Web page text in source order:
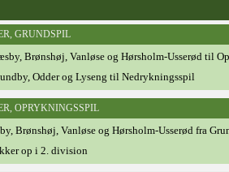
GRUNDSPIL
Brønshøj, Vanløse og Hørsholm-Usserød til
Odder og Lyseng til Nedrykningsspil
OPRYKNINGSSPIL
Brønshøj, Vanløse og Hørsholm-Usserød fra
op i 2. division